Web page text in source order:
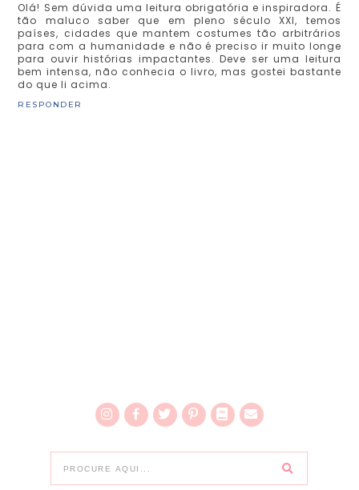
Olá! Sem dúvida uma leitura obrigatória e inspiradora. É
tão maluco saber que em pleno século XXI, temos
países, cidades que mantem costumes tão arbitrários
para com a humanidade e não é preciso ir muito longe
para ouvir histórias impactantes. Deve ser uma leitura
bem intensa, não conhecia o livro, mas gostei bastante
do que li acima.
RESPONDER